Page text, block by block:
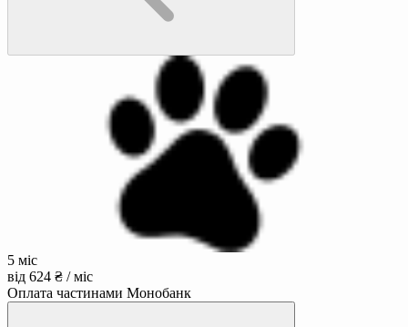
5 міс
від 624 ₴ / міс
Оплата частинами Монобанк